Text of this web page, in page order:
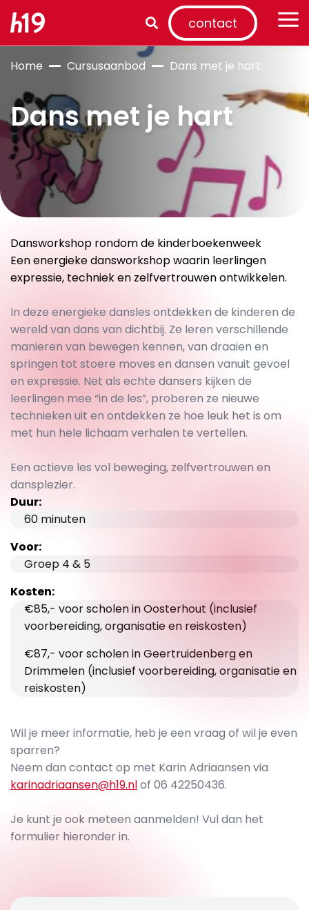
contact
Home Cursusaanbod Dans met je hart
Dans met je hart
Dansworkshop rondom de kinderboekenweek
Een energieke dansworkshop waarin leerlingen
expressie, techniek en zelfvertrouwen ontwikkelen.
In deze energieke dansles ontdekken de kinderen de
wereld van dans van dichtbij. Ze leren verschillende
manieren van bewegen kennen, van draaien en
springen tot stoere moves en dansen vanuit gevoel
en expressie. Net als echte dansers kijken de
leerlingen mee “in de les”, proberen ze nieuwe
technieken uit en ontdekken ze hoe leuk het is om
met hun hele lichaam verhalen te vertellen.
Een actieve les vol beweging, zelfvertrouwen en
dansplezier.
Duur:
60 minuten
Voor:
Groep 4 & 5
Kosten:
€85,- voor scholen in Oosterhout (inclusief
voorbereiding, organisatie en reiskosten)
€87,- voor scholen in Geertruidenberg en
Drimmelen (inclusief voorbereiding, organisatie en
reiskosten)
Wil je meer informatie, heb je een vraag of wil je even
sparren?
Neem dan contact op met Karin Adriaansen via
karinadriaansen@h19.nlof 06 42250436.
Je kunt je ook meteen aanmelden! Vul dan het
formulier hieronder in.